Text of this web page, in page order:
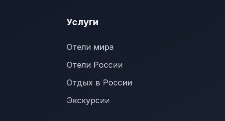
Услуги
Отели мира
Отели России
Отдых в России
Экскурсии